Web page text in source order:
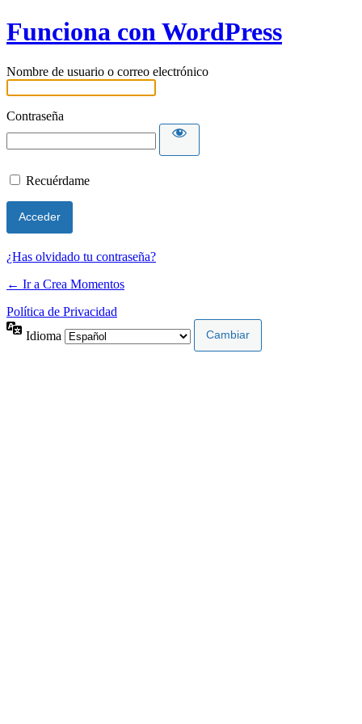
Funciona con WordPress
Nombre de usuario o correo electrónico
Contraseña
Recuérdame
¿Has olvidado tu contraseña?
← Ir a Crea Momentos
Política de Privacidad
Idioma